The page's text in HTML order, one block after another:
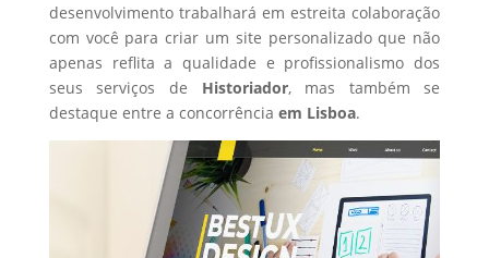
desenvolvimento trabalhará em estreita colaboração
com você para criar um site personalizado que não
apenas reflita a qualidade e profissionalismo dos
seus serviços de Historiador, mas também se
destaque entre a concorrência em Lisboa.